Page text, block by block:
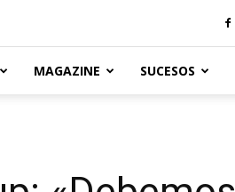
MAGAZINE SUCESOS